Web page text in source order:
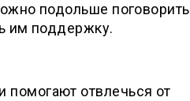
подольше поговорить
им поддержку.
отвлечься от